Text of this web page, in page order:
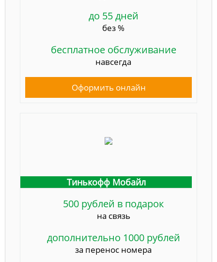
до 55 дней
без %
бесплатное обслуживание
навсегда
Оформить онлайн
Тинькофф Мобайл
500 рублей в подарок
на связь
дополнительно 1000 рублей
за перенос номера